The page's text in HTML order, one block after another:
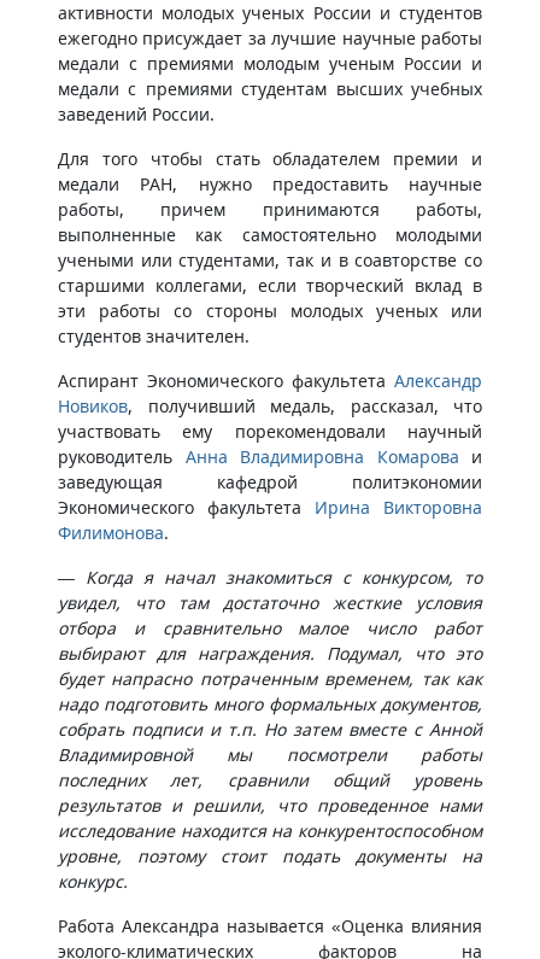
активности молодых ученых России и студентов
ежегодно присуждает за лучшие научные работы
медали с премиями молодым ученым России и
медали с премиями студентам высших учебных
заведений России.
Для того чтобы стать обладателем премии и
медали РАН, нужно предоставить научные
работы, причем принимаются работы,
выполненные как самостоятельно молодыми
учеными или студентами, так и в соавторстве со
старшими коллегами, если творческий вклад в
эти работы со стороны молодых ученых или
студентов значителен.
Аспирант Экономического факультета Александр
Новиков, получивший медаль, рассказал, что
участвовать ему порекомендовали научный
руководитель Анна Владимировна Комарова и
заведующая кафедрой политэкономии
Экономического факультета Ирина Викторовна
Филимонова.
— Когда я начал знакомиться с конкурсом, то
увидел, что там достаточно жесткие условия
отбора и сравнительно малое число работ
выбирают для награждения. Подумал, что это
будет напрасно потраченным временем, так как
надо подготовить много формальных документов,
собрать подписи и т.п. Но затем вместе с Анной
Владимировной мы посмотрели работы
последних лет, сравнили общий уровень
результатов и решили, что проведенное нами
исследование находится на конкурентоспособном
уровне, поэтому стоит подать документы на
конкурс.
Работа Александра называется «Оценка влияния
эколого-климатических факторов на